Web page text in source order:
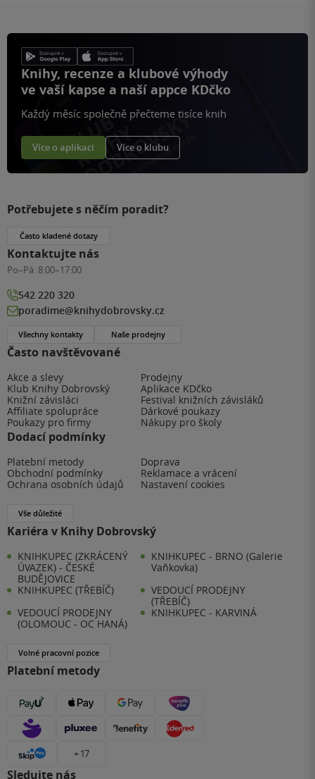
Knihy, recenze a klubové výhody
ve vaší kapse a naší appce KDčko
Každý měsíc společně přečteme tisíce knih
Více o aplikaci Více o klubu
Často navštěvované
Akce a slevy
Prodejny
Klub Knihy Dobrovský
Aplikace KDčko
Knižní závisláci
Festival knižních závisláků
Affiliate spolupráce
Dárkové poukazy
Poukazy pro firmy
Nákupy pro školy
Dodací podmínky
Platební metody
Doprava
Obchodní podmínky
Reklamace a vrácení
Ochrana osobních údajů
Nastavení cookies
Vše důležité
Kariéra v Knihy Dobrovský
KNIHKUPEC (ZKRÁCENÝ
ÚVAZEK) - ČESKÉ
BUDĚJOVICE
KNIHKUPEC - BRNO (Galerie
Vaňkovka)
KNIHKUPEC (TŘEBÍČ)
VEDOUCÍ PRODEJNY
(TŘEBÍČ)
VEDOUCÍ PRODEJNY
(OLOMOUC - OC HANÁ)
KNIHKUPEC - KARVINÁ
Volné pracovní pozice
Platební metody
+ 17
Sledujte nás
Potřebujete s něčím poradit?
Často kladené dotazy
Kontaktujte nás
Po–Pá: 8:00–17:00
542 220 320
poradime@knihydobrovsky.cz
Všechny kontakty Naše prodejny